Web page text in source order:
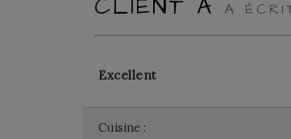
CLIENT A A
Excellent
Cuisine :